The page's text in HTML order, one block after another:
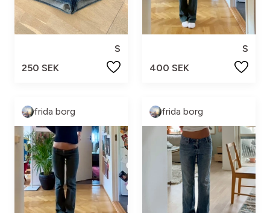
S
250 SEK
S
400 SEK
frida borg frida borg